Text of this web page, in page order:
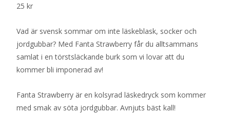
25 kr
Vad är svensk sommar om inte läskeblask, socker och
jordgubbar? Med Fanta Strawberry får du alltsammans
samlat i en törstsläckande burk som vi lovar att du
kommer bli imponerad av!
Fanta Strawberry är en kolsyrad läskedryck som kommer
med smak av söta jordgubbar. Avnjuts bäst kall!